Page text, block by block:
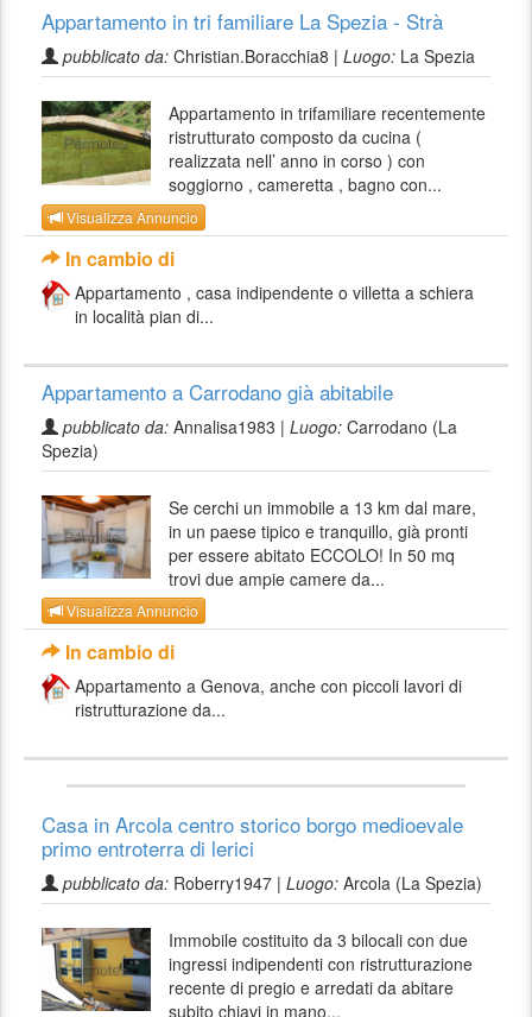
Appartamento in tri familiare La Spezia - Strà
pubblicato da: Christian.Boracchia8 | Luogo: La Spezia
Appartamento in trifamiliare recentemente
ristrutturato composto da cucina (
realizzata nell’ anno in corso ) con
soggiorno , cameretta , bagno con...
Visualizza Annuncio
In cambio di
Appartamento , casa indipendente o villetta a schiera
in località pian di...
Appartamento a Carrodano già abitabile
pubblicato da: Annalisa1983 | Luogo: Carrodano (La
Spezia)
Se cerchi un immobile a 13 km dal mare,
in un paese tipico e tranquillo, già pronti
per essere abitato ECCOLO! In 50 mq
trovi due ampie camere da...
Visualizza Annuncio
In cambio di
Appartamento a Genova, anche con piccoli lavori di
ristrutturazione da...
Casa in Arcola centro storico borgo medioevale
primo entroterra di lerici
pubblicato da: Roberry1947 | Luogo: Arcola (La Spezia)
Immobile costituito da 3 bilocali con due
ingressi indipendenti con ristrutturazione
recente di pregio e arredati da abitare
subito chiavi in mano...